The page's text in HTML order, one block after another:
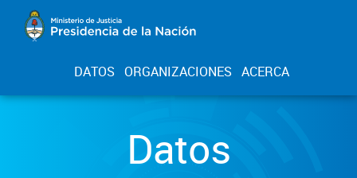
DATOS ORGANIZACIONES ACERCA
Datos